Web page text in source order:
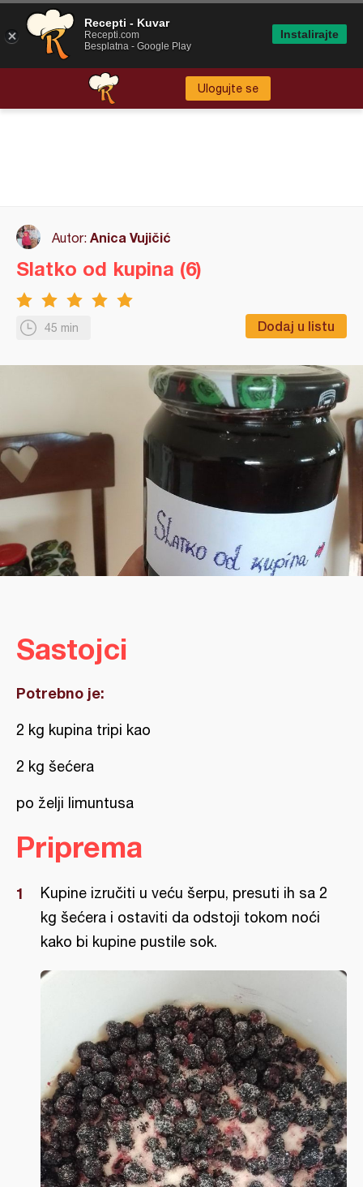
Ulogujte se
Autor: Anica Vujičić
45 min Dodaj u listu
Slatko od kupina (6)
Sastojci
Potrebno je:
2 kg kupina tripi kao
2 kg šećera
po želji limuntusa
Priprema
Kupine izručiti u veću šerpu, presuti ih sa 2
kg šećera i ostaviti da odstoji tokom noći
kako bi kupine pustile sok.
Recepti - Kuvar
Recepti.com
Besplatna - Google Play
Instalirajte